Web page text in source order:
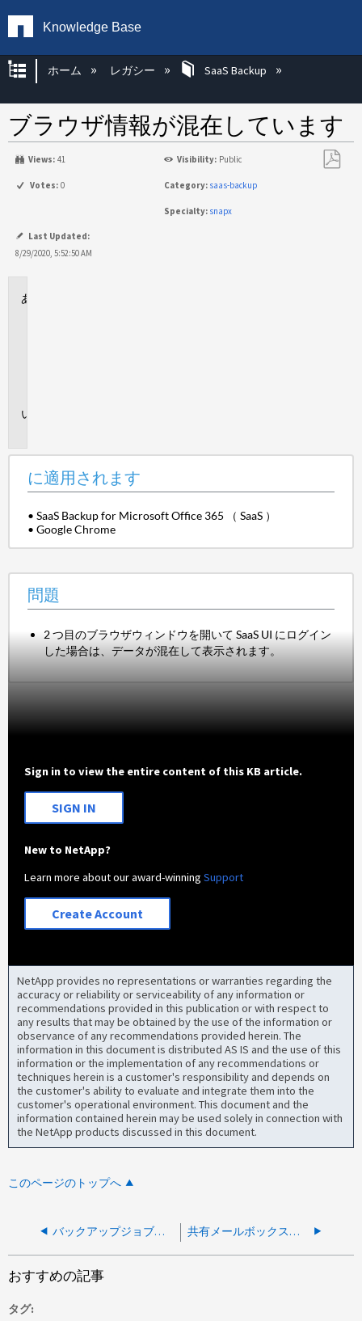
Knowledge Base
グローバル階層を展開/折りたたむ
ホーム レガシー SaaS Backup
ブラウザ情報が混在しています
Views: 41 Visibility: Public
Votes: 0 Category: saas-backup
Specialty: snapx
Last Updated:
8/29/2020, 5:52:50 AM
に適用されます
• SaaS Backup for Microsoft Office 365 （ SaaS ）
• Google Chrome
問題
2 つ目のブラウザウィンドウを開いて SaaS UI にログイン
した場合は、データが混在して表示されます。
Sign in to view the entire content of this KB article.
SIGN IN
New to NetApp?
Learn more about our award-winningSupport
Create Account
NetApp provides no representations or warranties regarding the
accuracy or reliability or serviceability of any information or
recommendations provided in this publication or with respect to
any results that may be obtained by the use of the information or
observance of any recommendations provided herein. The
information in this document is distributed AS IS and the use of this
information or the implementation of any recommendations or
techniques herein is a customer's responsibility and depends on
the customer's ability to evaluate and integrate them into the
customer's operational environment. This document and the
information contained herein may be used solely in connection with
the NetApp products discussed in this document.
このページのトップへ
バックアップジョブが「Please contact NetApp support」というエラーで失敗しました。 共有メールボックスにリストアできますか
おすすめの記事
タグ